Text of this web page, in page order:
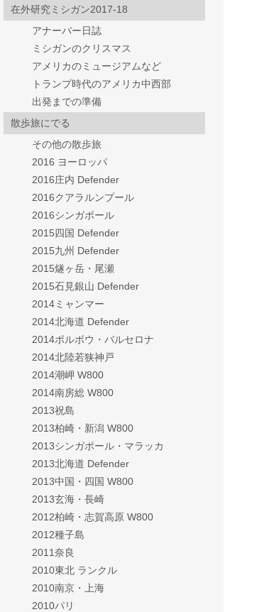
在外研究ミシガン2017-18
アナーバー日誌
ミシガンのクリスマス
アメリカのミュージアムなど
トランプ時代のアメリカ中西部
出発までの準備
散歩旅にでる
その他の散歩旅
2016 ヨーロッパ
2016庄内 Defender
2016クアラルンプール
2016シンガポール
2015四国 Defender
2015九州 Defender
2015燧ヶ岳・尾瀬
2015石見銀山 Defender
2014ミャンマー
2014北海道 Defender
2014ポルボウ・バルセロナ
2014北陸若狭神戸
2014潮岬 W800
2014南房総 W800
2013祝島
2013柏崎・新潟 W800
2013シンガポール・マラッカ
2013北海道 Defender
2013中国・四国 W800
2013玄海・長崎
2012柏崎・志賀高原 W800
2012種子島
2011奈良
2010東北 ランクル
2010南京・上海
2010パリ